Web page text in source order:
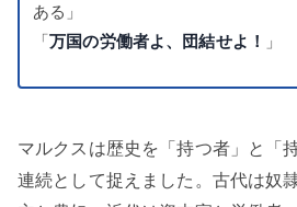
ある」
「万国の労働者よ、団結せよ！ 」
マルクスは歴史を「持つ者」と「
連続として捉えました。古代は奴